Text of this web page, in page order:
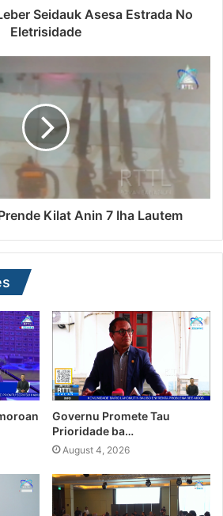
Seidauk Asesa Estrada No
Eletrisidade
Kilat Anin 7 Iha Lautem
Governu Promete Tau
Prioridade ba…
August 4, 2026